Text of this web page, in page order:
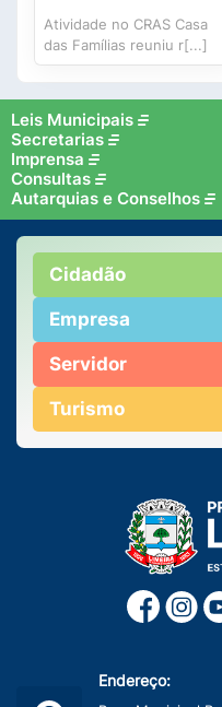
Atividade no CRAS Casa
das Famílias reuniu r[...]
Leis Municipais
Secretarias
Imprensa
Consultas
Autarquias e Conselhos
Cidadão
Empresa
Servidor
Turismo
Endereço: